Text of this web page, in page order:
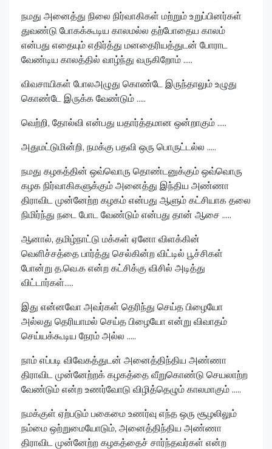
நமது அனைத்து நிலை நிர்வாகிகள் மற்றும் உறுப்பினர்கள்
துவண்டு போகக்கூடிய காலமல்ல தற்போதைய காலம்
என்பது எதையும் எதிர்த்து மனதைரியத்துடன் போராட
வேண்டிய காலத்தில் வாழ்ந்து வருகிறோம் .....
விவசாயிகள் போலஅழுது கொண்டே இருந்தாலும் உழுது
கொண்டே இருக்க வேண்டும் .....
வெற்றி, தோல்வி என்பது யதார்த்தமான ஒன்றாகும் .....
அதுமட்டுமின்றி, நமக்கு பதவி ஒரு பொருட்டல்ல .....
நமது கழகத்தின் ஒவ்வொரு தொண்டனுக்கும் ஒவ்வொரு
கழக நிர்வாகிகளுக்கும் அனைத்து இந்திய அண்ணா
திராவிட முன்னேற்ற கழகம் என்பது ஆளும் கட்சியாக தலை
நிமிர்ந்து நடை போட வேண்டும் என்பது தான் ஆசை .....
ஆனால், தமிழ்நாட்டு மக்கள் ஏனோ விளக்கின்
வெளிச்சத்தை பார்த்து செல்கின்ற விட்டில் பூச்சிகள்
போன்று த.வெ.க என்ற கட்சிக்கு விசில் அடித்து
விட்டார்கள்.....
இது என்னவோ அவர்கள் தெரிந்து செய்த பிழையோ
அல்லது தெரியாமல் செய்த பிழையோ என்று விவாதம்
செய்யக்கூடிய நேரம் அல்ல .....
நாம் எப்படி விவேகத்துடன் அனைத்திந்திய அண்ணா
திராவிட முன்னேற்றக் கழகத்தை வீறுகொண்டு செயலாற்ற
வேண்டும் என்ற உணர்வோடு விழித்தெழும் காலமாகும் .....
நமக்குள் ஏற்படும் பகைமை உணர்வு எந்த ஒரு சூழலிலும்
நம்மை ஒற்றுமையோடும், அனைத்திந்திய அண்ணா
திராவிட முன்னேற்ற கழகத்தைச் சார்ந்தவர்கள் என்ற